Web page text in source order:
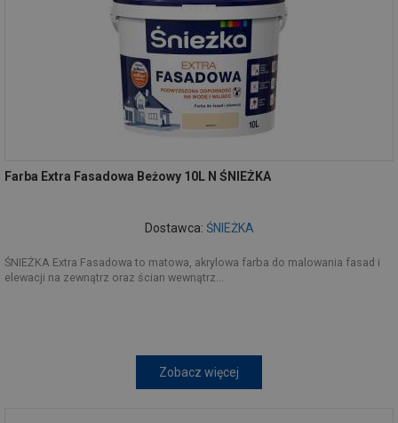
Farba Extra Fasadowa Beżowy 10L N ŚNIEŻKA
Dostawca: ŚNIEŻKA
ŚNIEŻKA Extra Fasadowa to matowa, akrylowa farba do malowania fasad i
elewacji na zewnątrz oraz ścian wewnątrz...
Zobacz więcej